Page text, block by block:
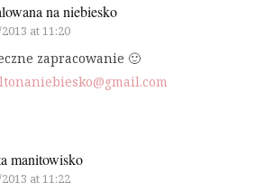
na niebiesko
at 11:20
zapracowanie 🙂
manitowisko
at 11:22